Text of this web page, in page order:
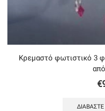
Κρεμαστό φωτιστικό 3
€